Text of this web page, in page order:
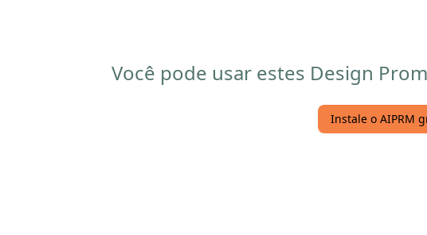
Você pode usar estes Design
Instale o AIPRM